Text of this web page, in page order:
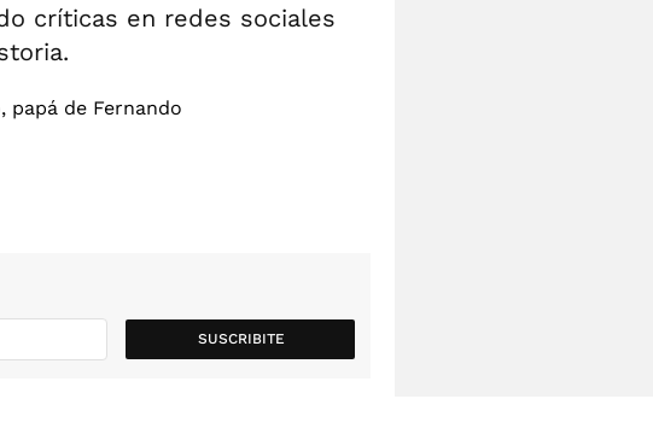
críticas en redes sociales
SUSCRIBITE